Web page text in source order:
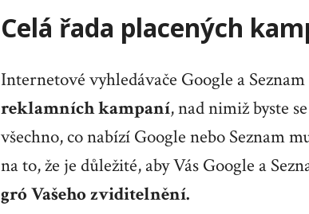
Celá řada placených
Internetové vyhledávače Google a
reklamních kampaní, nad nimiž byste
všechno, co nabízí Google nebo Seznam
na to, že je důležité, aby Vás Google a
gró Vašeho zviditelnění.